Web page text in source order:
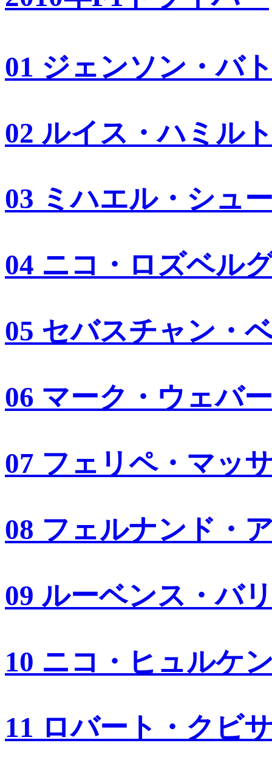
01 ジェンソン・バ
02 ルイス・ハミル
03 ミハエル・シュ
04 ニコ・ロズベル
05 セバスチャン・
06 マーク・ウェバー
07 フェリペ・マッ
08 フェルナンド・
09 ルーベンス・バ
10 ニコ・ヒュルケ
11 ロバート・クビ